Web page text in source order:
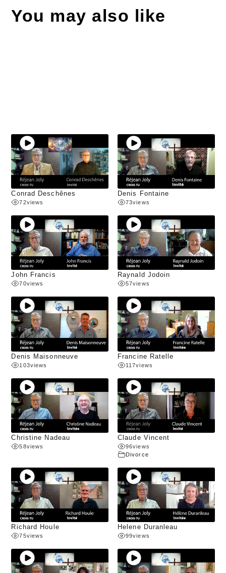
You may also like
Conrad Deschênes
72views
Denis Fontaine
73views
John Francis
70views
Raynald Jodoin
57views
Denis Maisonneuve
103views
Francine Ratelle
117views
Christine Nadeau
58views
Claude Vincent
96views
Divorce
Richard Houle
75views
Helene Duranleau
99views